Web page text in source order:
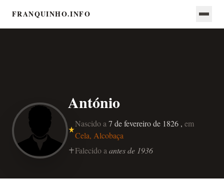
FRANQUINHO.INFO
António
Nascido a 7 de fevereiro de 1826 , em
Cela, Alcobaça
Falecido a antes de 1936